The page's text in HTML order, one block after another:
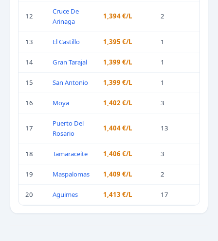
12
Cruce De
Arinaga
1,394 €/L 2
13 El Castillo 1,395 €/L 1
14 Gran Tarajal 1,399 €/L 1
15 San Antonio 1,399 €/L 1
16 Moya 1,402 €/L 3
17
Puerto Del
Rosario
1,404 €/L 13
18 Tamaraceite 1,406 €/L 3
19 Maspalomas 1,409 €/L 2
20 Aguimes 1,413 €/L 17